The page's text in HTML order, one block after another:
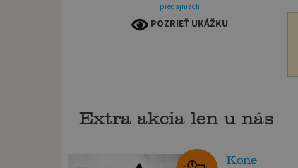
predajniach
POZRIEŤ UKÁŽKU
Extra akcia len u nás
Kone